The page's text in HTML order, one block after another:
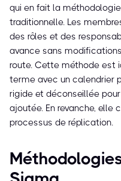
qui en fait la
traditionnelle. Les
des rôles et des
avance sans
route. Cette méthode est
terme avec un calendrier
rigide et déconseillée
ajoutée. En revanche, elle
processus de réplication.